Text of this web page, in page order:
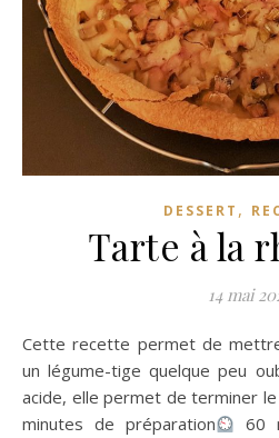
DESSERT ,
Tarte à la
14 mai
Cette recette permet de mettre à l’honneur la rhubarbe,
un légume-tige quelque peu
acide, elle permet de terminer
minutes de préparation
60